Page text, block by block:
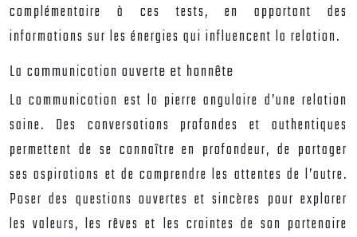
complémentaire à ces tests, en apportant des
informations sur les énergies qui influencent la relation.
La communication ouverte et honnête
La communication est la pierre angulaire d’une relation
saine. Des conversations profondes et authentiques
permettent de se connaître en profondeur, de partager
ses aspirations et de comprendre les attentes de l’autre.
Poser des questions ouvertes et sincères pour explorer
les valeurs, les rêves et les craintes de son partenaire